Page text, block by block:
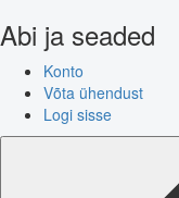
Abi ja seaded
Konto
Võta ühendust
Logi sisse